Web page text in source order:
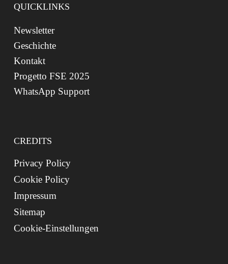
QUICKLINKS
Newsletter
Geschichte
Kontakt
Progetto FSE 2025
WhatsApp Support
CREDITS
Privacy Policy
Cookie Policy
Impressum
Sitemap
Cookie-Einstellungen